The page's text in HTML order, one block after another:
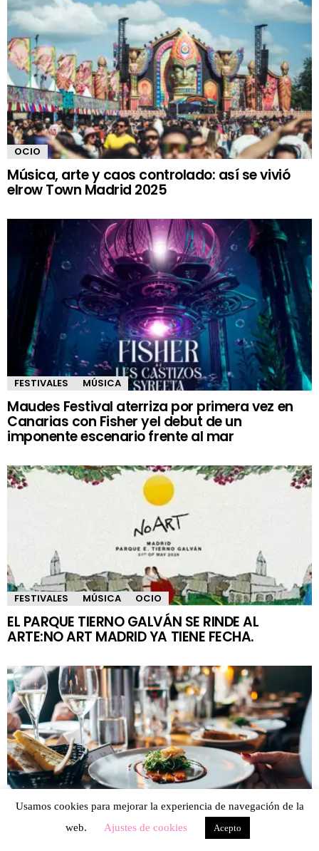
OCIO
Música, arte y caos controlado: así se vivió
elrow Town Madrid 2025
FESTIVALES MÚSICA
Maudes Festival aterriza por primera vez en
Canarias con Fisher yel debut de un
imponente escenario frente al mar
FESTIVALES MÚSICA OCIO
EL PARQUE TIERNO GALVÁN SE RINDE AL
ARTE:NO ART MADRID YA TIENE FECHA.
GASTRONOMÍA OCIO
Usamos cookies para mejorar la experiencia de navegación de la
web.
Ajustes de cookies Acepto